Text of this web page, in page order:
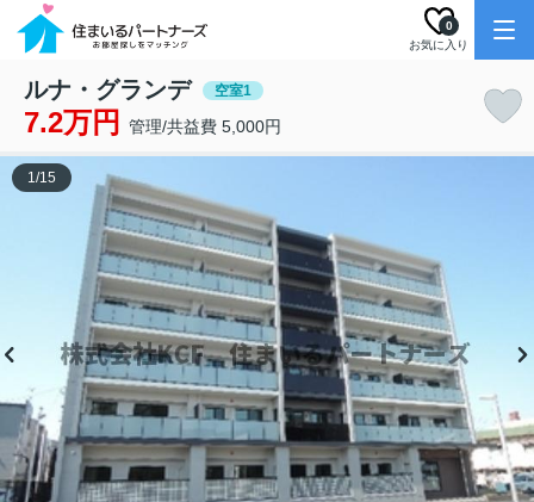
お気に入り
0
ルナ・グランデ 空室1
7.2万円 管理/共益費 5,000円
1/15